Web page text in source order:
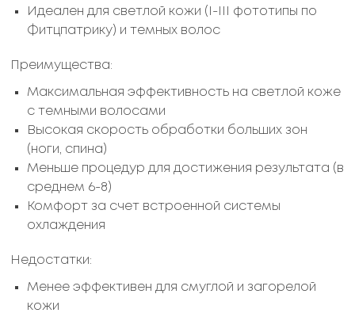
Идеален для светлой кожи (I-III фототипы по
Фитцпатрику) и темных волос
Преимущества:
Максимальная эффективность на светлой коже
с темными волосами
Высокая скорость обработки больших зон
(ноги, спина)
Меньше процедур для достижения результата (в
среднем 6-8)
Комфорт за счет встроенной системы
охлаждения
Недостатки:
Менее эффективен для смуглой и загорелой
кожи